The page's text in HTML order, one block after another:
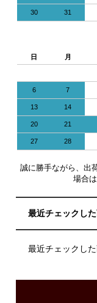
30 31
日 月
6 7
13 14
20 21
27 28
誠に勝手ながら、出
場合
最近チェックし
最近チェックし